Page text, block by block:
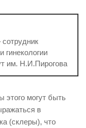
гинекологии
им. Н.И.Пирогова
этого могут быть
в
(склеры), что